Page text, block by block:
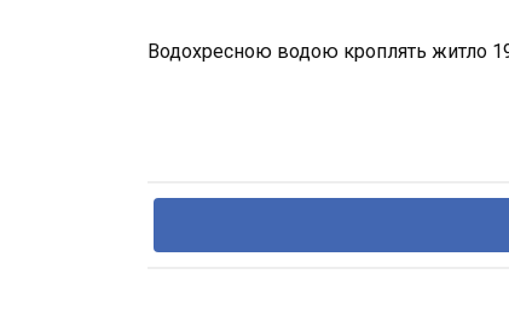
Водохресною водою кроплять житло